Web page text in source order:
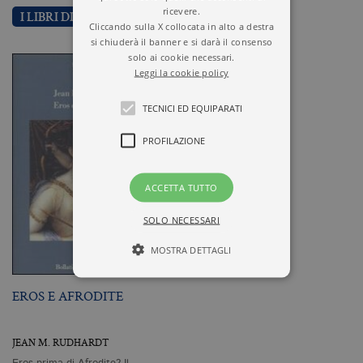
I LIBRI DI JEAN M. RUDHARDT
EROS E AFRODITE
JEAN M. RUDHARDT
ricevere.
Cliccando sulla X collocata in alto a destra
si chiuderà il banner e si darà il consenso
solo ai cookie necessari.
Leggi la cookie policy
TECNICI ED EQUIPARATI
PROFILAZIONE
ACCETTA TUTTO
SOLO NECESSARI
MOSTRA DETTAGLI